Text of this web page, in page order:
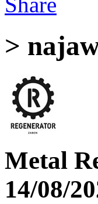
>
Metal
14/08/